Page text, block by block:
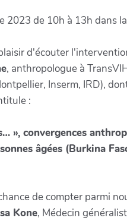
2023 de 10h à 13h dans
d'écouter
, anthropologue à
Inserm, IRD),
:
», convergences
âgées (Burkina
de compter parmi
Kone, Médecin